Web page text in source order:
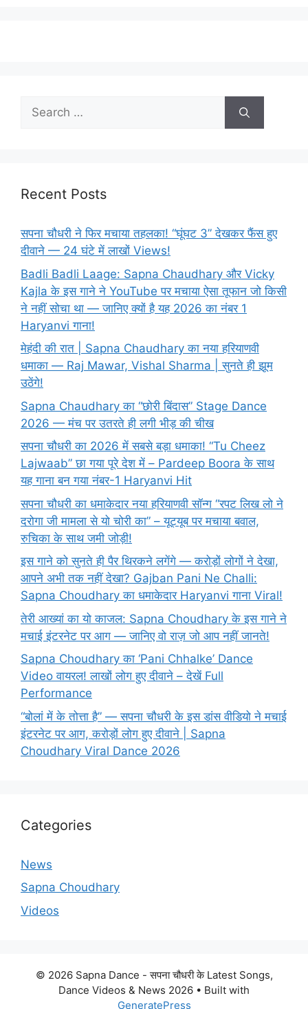
Search
for:
Recent Posts
सपना चौधरी ने फिर मचाया तहलका! “घूंघट 3” देखकर फैंस हुए
दीवाने — 24 घंटे में लाखों Views!
Badli Badli Laage: Sapna Chaudhary और Vicky
Kajla के इस गाने ने YouTube पर मचाया ऐसा तूफान जो किसी
ने नहीं सोचा था — जानिए क्यों है यह 2026 का नंबर 1
Haryanvi गाना!
मेहंदी की रात | Sapna Chaudhary का नया हरियाणवी
धमाका — Raj Mawar, Vishal Sharma | सुनते ही झूम
उठेंगे!
Sapna Chaudhary का “छोरी बिंदास” Stage Dance
2026 — मंच पर उतरते ही लगी भीड़ की चीख
सपना चौधरी का 2026 में सबसे बड़ा धमाका! “Tu Cheez
Lajwaab” छा गया पूरे देश में – Pardeep Boora के साथ
यह गाना बन गया नंबर-1 Haryanvi Hit
सपना चौधरी का धमाकेदार नया हरियाणवी सॉन्ग “रपट लिख लो ने
दरोगा जी मामला से यो चोरी का” – यूट्यूब पर मचाया बवाल,
रुचिका के साथ जमी जोड़ी!
इस गाने को सुनते ही पैर थिरकने लगेंगे — करोड़ों लोगों ने देखा,
आपने अभी तक नहीं देखा? Gajban Pani Ne Challi:
Sapna Choudhary का धमाकेदार Haryanvi गाना Viral!
तेरी आख्यां का यो काजल: Sapna Choudhary के इस गाने ने
मचाई इंटरनेट पर आग — जानिए वो राज़ जो आप नहीं जानते!
Sapna Choudhary का ‘Pani Chhalke’ Dance
Video वायरल! लाखों लोग हुए दीवाने – देखें Full
Performance
“बोलां में के तोत्ता है” — सपना चौधरी के इस डांस वीडियो ने मचाई
इंटरनेट पर आग, करोड़ों लोग हुए दीवाने | Sapna
Choudhary Viral Dance 2026
Categories
News
Sapna Choudhary
Videos
© 2026 Sapna Dance - सपना चौधरी के Latest Songs,
Dance Videos & News 2026 • Built with
GeneratePress